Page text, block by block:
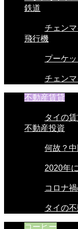
鉄道
チェン
飛行機
プーケ
チェン
不動産賃貸
タイの
不動産投資
何故？
2020年
コロナ
タイの
コーヒー